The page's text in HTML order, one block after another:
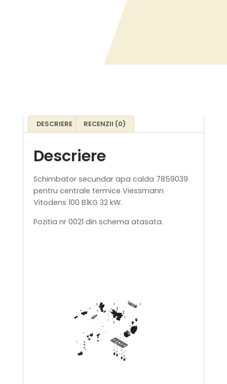
DESCRIERE RECENZII (0)
Descriere
Schimbator secundar apa calda 7859039
pentru centrale termice Viessmann
Vitodens 100 B1KG 32 kW.
Pozitia nr 0021 din schema atasata.